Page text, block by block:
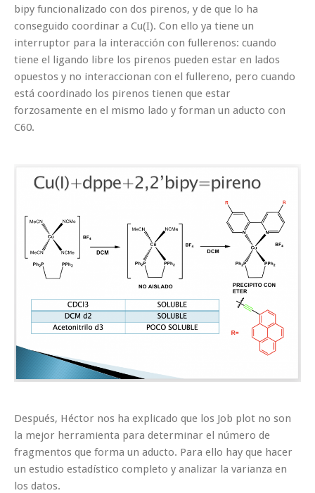
bipy funcionalizado con dos pirenos, y de que lo ha
conseguido coordinar a Cu(I). Con ello ya tiene un
interruptor para la interacción con fullerenos: cuando
tiene el ligando libre los pirenos pueden estar en lados
opuestos y no interaccionan con el fullereno, pero cuando
está coordinado los pirenos tienen que estar
forzosamente en el mismo lado y forman un aducto con
C60.
Después, Héctor nos ha explicado que los Job plot no son
la mejor herramienta para determinar el número de
fragmentos que forma un aducto. Para ello hay que hacer
un estudio estadístico completo y analizar la varianza en
los datos.